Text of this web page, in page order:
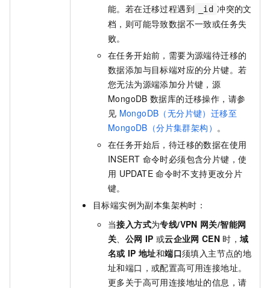
能。若在迁移过程遇到
_id 冲突的文
档，则可能导致数据不一致或任务失
败。
在任务开始前，需要为源端待迁移的
数据添加与目标端对应的分片键。若
您无法为源端添加分片键，源
MongoDB 数据库的迁移操作，请参
见 MongoDB（无分片键）迁移至
MongoDB（分片集群架构） 。
在任务开始后，待迁移的数据在使用
INSERT 命令时必须包含分片键，使
用 UPDATE 命令时不支持更改分片
键。
目标端实例为副本集架构时：
当接入方式为专线/VPN 网关/智能网
关、 公网 IP 或云企业网 CEN 时，域
名或 IP 地址和端口须填入主节点的地
址和端口，或配置高可用连接地址。
更多关于高可用连接地址的信息，请